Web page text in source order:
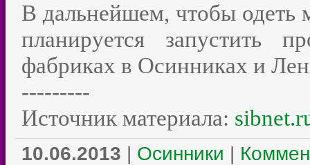
В дальнейшем, чтобы одеть
планируется запустить
фабриках в Осинниках и
---------
Источник материала:
10.06.2013 | Осинники |